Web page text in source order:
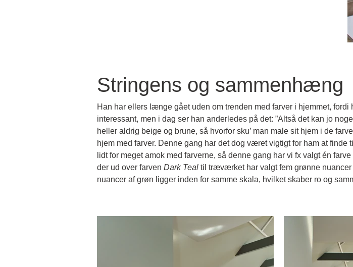
Stringens og sammenhæng
Han har ellers længe gået uden om trenden med farver i hjemmet,
interessant, men i dag ser han anderledes på det: ”Altså det kan jo
heller aldrig beige og brune, så hvorfor sku’ man male sit hjem i de
hjem med farver. Denne gang har det dog været vigtigt for ham at
lidt for meget amok med farverne, så denne gang har vi fx valgt én
der ud over farven Dark Teal til træværket har valgt fem grønne
nuancer af grøn ligger inden for samme skala, hvilket skaber ro og